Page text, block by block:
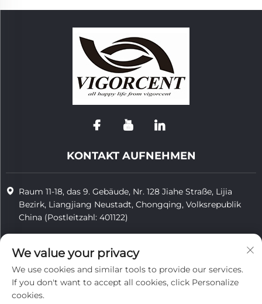
KONTAKT AUFNEHMEN
Raum 11-18, das 9. Gebäude, Nr. 128 Jiahe Straße, Lijia
Bezirk, Liangjiang Neustadt, Chongqing, Volksrepublik
China (Postleitzahl: 401122)
[email protected]
We value your privacy
We use cookies and similar tools to provide our services.
If you don't want to accept all cookies, click Personalize
cookies.